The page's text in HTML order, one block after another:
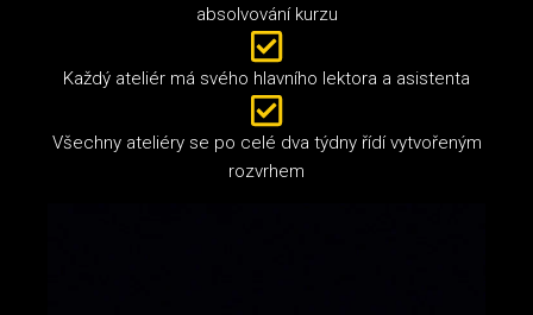
absolvování kurzu
Každý ateliér má svého hlavního lektora a asistenta
Všechny ateliéry se po celé dva týdny řídí vytvořeným
rozvrhem